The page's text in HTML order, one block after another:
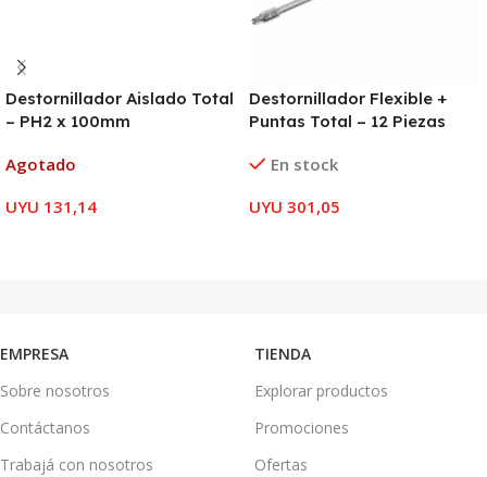
Destornillador Aislado Total
– PH2 x 100mm
Agotado
UYU 131,14
Destornillador Flexible +
Puntas Total – 12 Piezas
En stock
UYU 301,05
EMPRESA
Sobre nosotros
Contáctanos
Trabajá con nosotros
TIENDA
Explorar productos
Promociones
Ofertas